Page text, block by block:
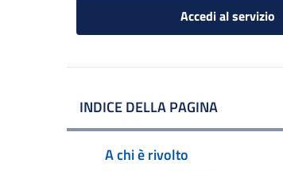
Accedi al servizio
INDICE DELLA PAGINA
A chi è rivolto